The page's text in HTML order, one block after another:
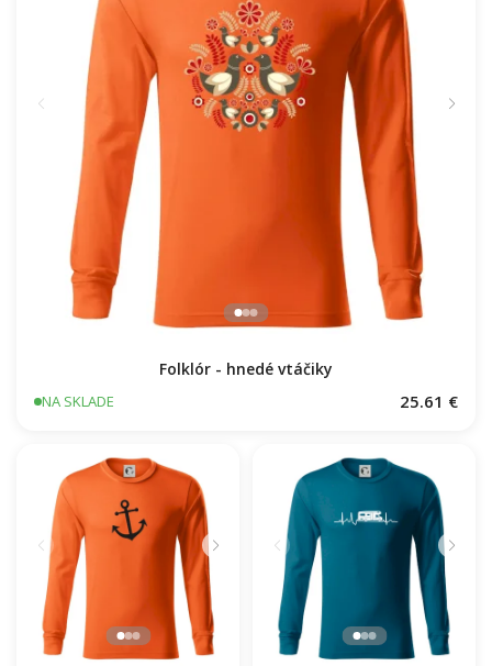
Folklór - hnedé vtáčiky
NA SKLADE 25.61 €